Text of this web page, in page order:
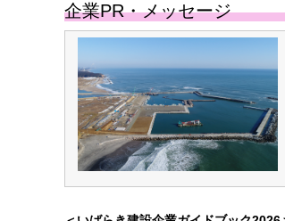
企業PR・メッセージ